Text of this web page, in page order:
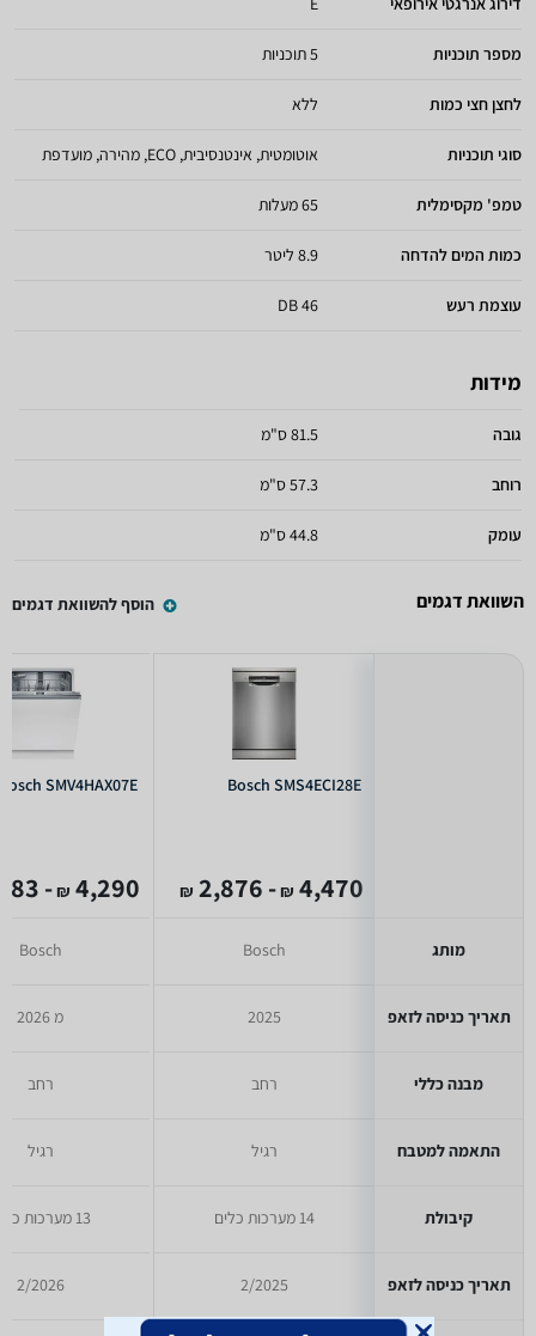
מספר תוכניות 5 תוכניות
לחצן חצי כמות ללא
סוגי תוכניות אוטומטית, אינטנסיבית, ECO, מהירה, מועדפת
טמפ' מקסימלית 65 מעלות
כמות המים להדחה 8.9 ליטר
עוצמת רעש 46 DB
מידות
גובה 81.5 ס"מ
רוחב 57.3 ס"מ
עומק 44.8 ס"מ
השוואת דגמים הוסף להשוואת דגמים
מותג
תאריך כניסה לזאפ
מבנה כללי
התאמה למטבח
קיבולת
תאריך כניסה לזאפ
Bosch SMS4ECI28E
4,470
₪
- 2,876
₪
Bosch
2025
רחב
רגיל
14 מערכות כלים
2/2025
Bosch SMV4HAX07E
4,290
₪
- 2,983
Bosch
מ 2026
רחב
רגיל
13 מערכות כלים
2/2026